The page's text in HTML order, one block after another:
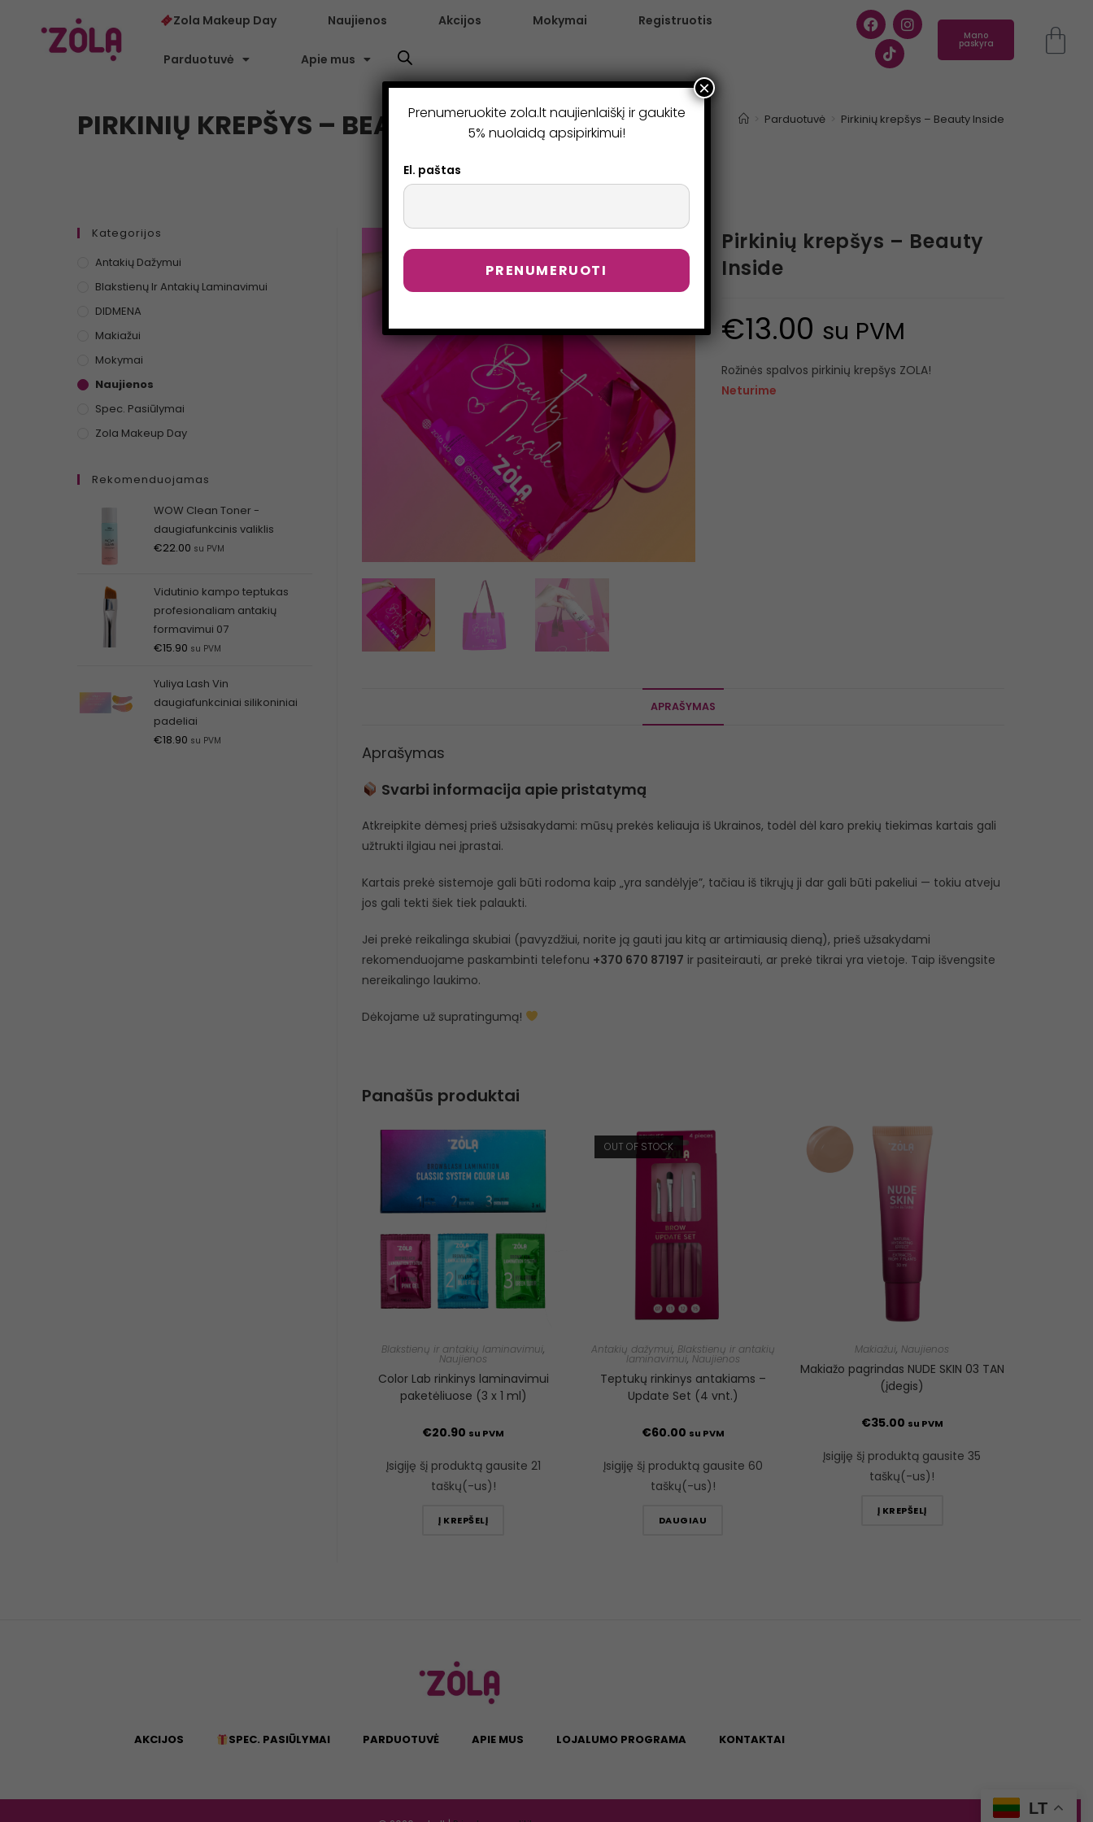
Zola Makeup Day Naujienos Akcijos Mokymai Registruotis
Parduotuvė Apie mus
Mano
paskyra
PIRKINIŲ KREPŠYS – BEAUTY INSIDE Parduotuvė Pirkinių krepšys – Beauty Inside
Pirkinių krepšys – Beauty
Inside
€13.00 su PVM
Rožinės spalvos pirkinių krepšys ZOLA!
Neturime
APRAŠYMAS
Aprašymas
Svarbi informacija apie pristatymą
Atkreipkite dėmesį prieš užsisakydami: mūsų prekės keliauja iš Ukrainos, todėl dėl karo prekių tiekimas kartais gali
užtrukti ilgiau nei įprastai.
Kartais prekė sistemoje gali būti rodoma kaip „yra sandėlyje”, tačiau iš tikrųjų ji dar gali būti pakeliui — tokiu atveju
jos gali tekti šiek tiek palaukti.
Jei prekė reikalinga skubiai (pavyzdžiui, norite ją gauti jau kitą ar artimiausią dieną), prieš užsakydami
rekomenduojame paskambinti telefonu +370 670 87197 ir pasiteirauti, ar prekė tikrai yra vietoje. Taip išvengsite
nereikalingo laukimo.
Dėkojame už supratingumą!
Panašūs produktai
Blakstienų ir antakių laminavimui,
Naujienos
Color Lab rinkinys laminavimui
paketėliuose (3 x 1 ml)
€20.90 su PVM
Įsigiję šį produktą gausite 21
taškų(-us)!
Į KREPŠELĮ
OUT OF STOCK
Antakių dažymui, Blakstienų ir antakių
laminavimui, Naujienos
Teptukų rinkinys antakiams –
Update Set (4 vnt.)
€60.00 su PVM
Įsigiję šį produktą gausite 60
taškų(-us)!
DAUGIAU
Makiažui, Naujienos
Makiažo pagrindas NUDE SKIN 03 TAN
(įdegis)
€35.00 su PVM
Įsigiję šį produktą gausite 35
taškų(-us)!
Į KREPŠELĮ
Kategorijos
Antakių Dažymui
Blakstienų Ir Antakių Laminavimui
DIDMENA
Makiažui
Mokymai
Naujienos
Spec. Pasiūlymai
Zola Makeup Day
Rekomenduojamas
WOW Clean Toner -
daugiafunkcinis valiklis
€22.00 su PVM
Vidutinio kampo teptukas
profesionaliam antakių
formavimui 07
€15.90 su PVM
Yuliya Lash Vin
daugiafunkciniai silikoniniai
padeliai
€18.90 su PVM
AKCIJOS SPEC. PASIŪLYMAI PARDUOTUVĖ APIE MUS LOJALUMO PROGRAMA KONTAKTAI
LT
Prenumeruokite zola.lt naujienlaiškį ir gaukite
5% nuolaidą apsipirkimui!
El. paštas
×